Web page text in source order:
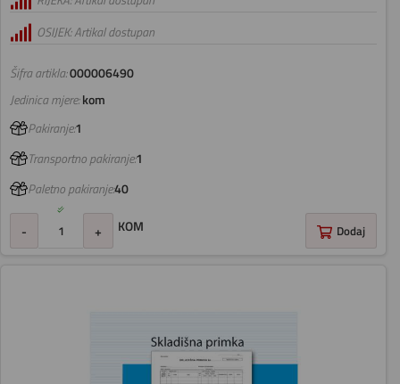
Šifra artikla:000006490
OSIJEK: Artikal dostupan
Jedinica mjere:kom
Pakiranje:1
Transportno pakiranje:1
Paletno pakiranje:40
- + KOM Dodaj